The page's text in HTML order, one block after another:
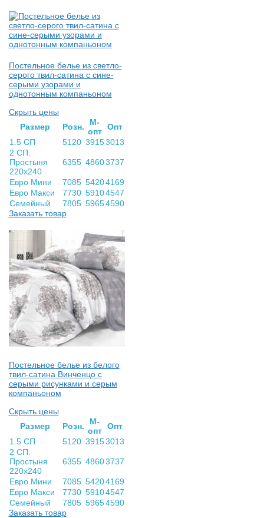
Постельное белье из светло-
серого твил-сатина с сине-
серыми узорами и
однотонным компаньоном
Скрыть цены
Раз­мер
Розн.
М-
опт Опт
1.5 СП
5120 39153013
2 СП.
Простыня
220х240
6355 48603737
Евро Мини 7085 54204169
Евро Макси
7730 59104547
Семейный
7805 59654590
Заказать товар
Постельное белье из белого
твил-сатина Винченцо с
серыми рисунками и серым
компаньоном
Скрыть цены
Раз­мер
Розн.
М-
опт Опт
1.5 СП
5120 39153013
2 СП.
Простыня
220х240
6355 48603737
Евро Мини 7085 54204169
Евро Макси
7730 59104547
Семейный
7805 59654590
Заказать товар